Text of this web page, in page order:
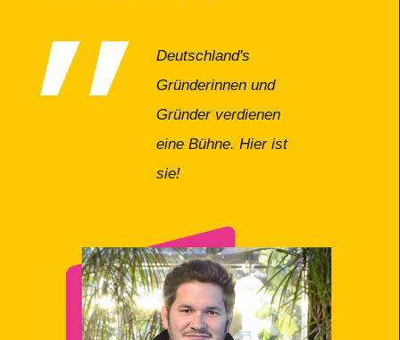
Deutschland's
Gründerinnen und
Gründer verdienen
eine Bühne. Hier ist
sie!